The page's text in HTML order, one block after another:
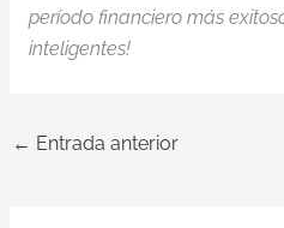
período financiero más
inteligentes!
← Entrada anterior